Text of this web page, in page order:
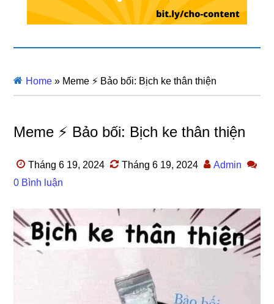
Home » Meme ⚡ Bảo bối: Bịch ke thân thiện
Meme ⚡ Bảo bối: Bịch ke thân thiện
Tháng 6 19, 2024 Tháng 6 19, 2024
Admin
0 Bình luận